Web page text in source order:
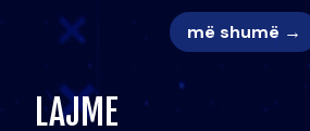
më shumë →
LAJME